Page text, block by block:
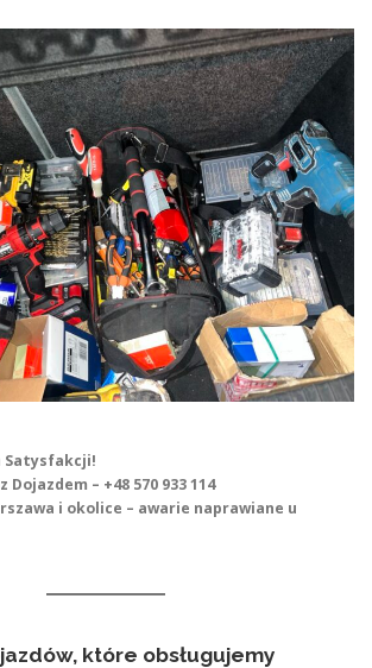
Satysfakcji!
– +48 570 933 114
i okolice – awarie naprawiane u
które obsługujemy